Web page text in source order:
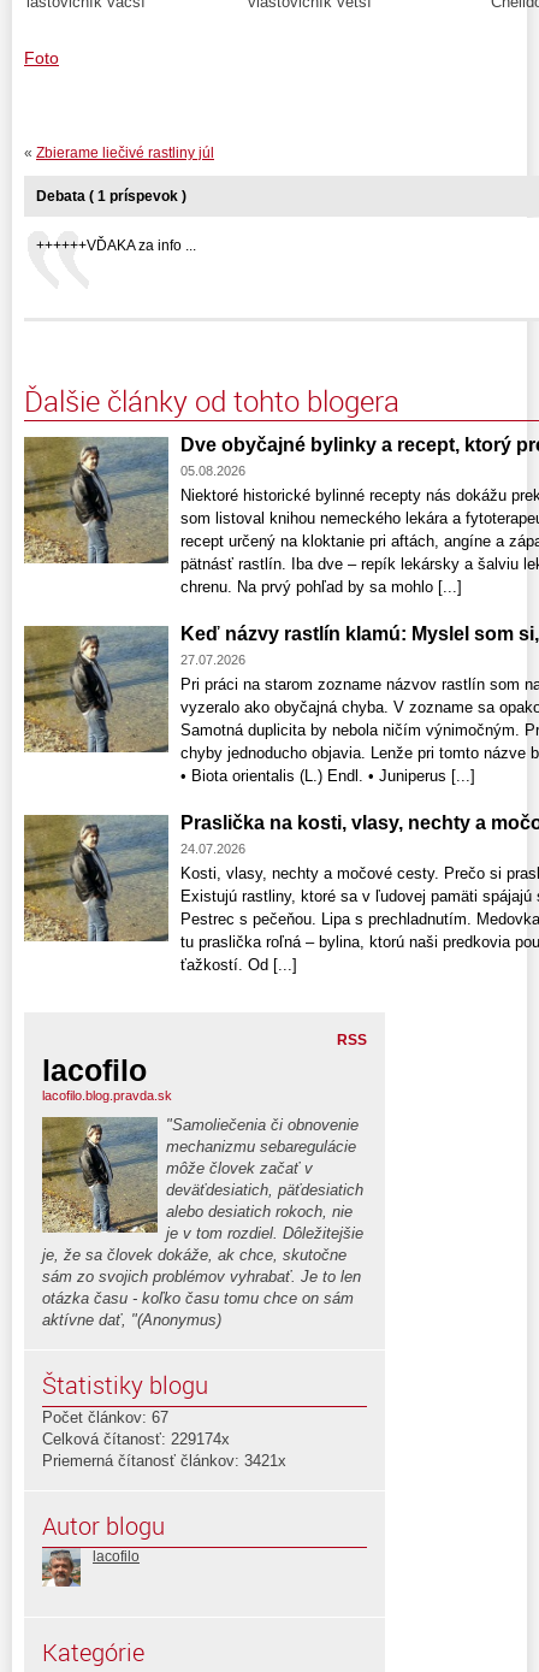
Foto
« Zbierame liečivé rastliny júl
Debata ( 1 príspevok )
++++++VĎAKA za info ...
Ďalšie články od tohto blogera
Dve obyčajné bylinky a recept, ktorý
05.08.2026
Niektoré historické bylinné recepty nás dokážu
som listoval knihou nemeckého lekára a
recept určený na kloktanie pri aftách, angíne a
pätnásť rastlín. Iba dve – repík lekársky a šalviu
chrenu. Na prvý pohľad by sa mohlo [...]
Keď názvy rastlín klamú: Myslel som
27.07.2026
Pri práci na starom zozname názvov rastlín som
vyzeralo ako obyčajná chyba. V zozname sa
Samotná duplicita by nebola ničím výnimočným.
chyby jednoducho objavia. Lenže pri tomto názve
• Biota orientalis (L.) Endl. • Juniperus [...]
Praslička na kosti, vlasy, nechty a
24.07.2026
Kosti, vlasy, nechty a močové cesty. Prečo si
Existujú rastliny, ktoré sa v ľudovej pamäti
Pestrec s pečeňou. Lipa s prechladnutím.
tu praslička roľná – bylina, ktorú naši predkovia
ťažkostí. Od [...]
RSS
lacofilo
lacofilo.blog.pravda.sk
"Samoliečenia či obnovenie
mechanizmu sebaregulácie
môže človek začať v
deväťdesiatich, päťdesiatich
alebo desiatich rokoch, nie
je v tom rozdiel. Dôležitejšie
je, že sa človek dokáže, ak chce, skutočne
sám zo svojich problémov vyhrabať. Je to len
otázka času - koľko času tomu chce on sám
aktívne dať, "(Anonymus)
Štatistiky blogu
Počet článkov: 67
Celková čítanosť: 229174x
Priemerná čítanosť článkov: 3421x
Autor blogu
lacofilo
Kategórie